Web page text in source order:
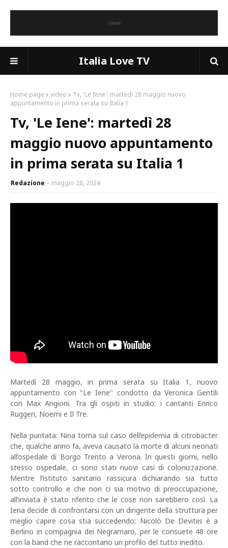
Italia Love TV
Home page video
Tv, 'Le Iene': martedì 28 maggio nuovo
appuntamento in prima serata su Italia 1
Tv, 'Le Iene': martedì 28
maggio nuovo appuntamento
in prima serata su Italia 1
Redazione maggio 28, 2024
Martedì 28 maggio, in prima serata su Italia 1, nuovo
appuntamento con "Le Iene" condotto da Veronica Gentili
con Max Angioni. Tra gli ospiti in studio: i cantanti Enrico
Ruggeri, Noemi e Il Tre.
Nella puntata: Nina torna sul caso dell’epidemia di citrobacter
che, qualche anno fa, aveva causato la morte di alcuni neonati
all’ospedale di Borgo Trento a Verona. In questi giorni, nello
stesso ospedale, ci sono stati nuovi casi di colonizzazione.
Mentre l’istituto sanitario rassicura dichiarando sia tutto
sotto controllo e che non ci sia motivo di preoccupazione,
all’inviata è stato riferito che le cose non sarebbero così. La
Iena decide di confrontarsi con un dirigente della struttura per
meglio capire cosa stia succedendo; Nicolò De Devitiis è a
Berlino in compagnia dei Negramaro, per le consuete 48 ore
con la band che ne raccontano un profilo del tutto inedito.